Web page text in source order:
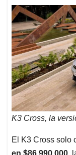
K3 Cross, la
El K3 Cross solo
en $86.990.000,